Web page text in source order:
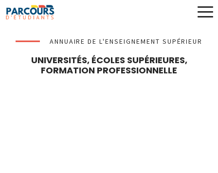
ANNUAIRE DE L'ENSEIGNEMENT SUPÉRIEUR
UNIVERSITÉS, ÉCOLES SUPÉRIEURES,
FORMATION PROFESSIONNELLE